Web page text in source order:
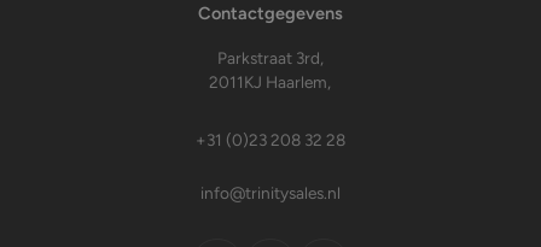
Contactgegevens
Parkstraat 3rd,
2011KJ Haarlem,
+31 (0)23 208 32 28
info@trinitysales.nl